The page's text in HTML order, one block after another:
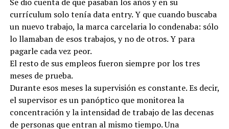
currículum solo tenía data entry. Y que cuando buscaba
un nuevo trabajo, la marca carcelaria lo condenaba: sólo
lo llamaban de esos trabajos, y no de otros. Y para
pagarle cada vez peor.
El resto de sus empleos fueron siempre por los tres
meses de prueba.
Durante esos meses la supervisión es constante. Es decir,
el supervisor es un panóptico que monitorea la
concentración y la intensidad de trabajo de las decenas
de personas que entran al mismo tiempo. Una